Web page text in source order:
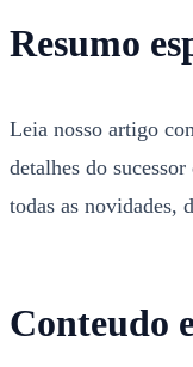
Resumo
Leia nosso artigo
detalhes do
todas as
Conteudo